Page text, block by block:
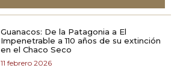
Guanacos: De la Patagonia a El
Impenetrable a 110 años de su extinción
en el Chaco Seco
11 febrero 2026